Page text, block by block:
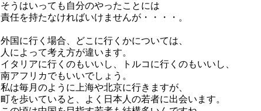
そうはいっても自分のやったことには
責任を持たなければいけませんが・・・・。
外国に行く場合、どこに行くかについては、
人によって考え方が違います。
イタリアに行くのもいいし、トルコに行くのもいいし、
南アフリカでもいいでしょう。
私は毎月のように上海や北京に行きますが、
町を歩いていると、よく日本人の若者に出会います。